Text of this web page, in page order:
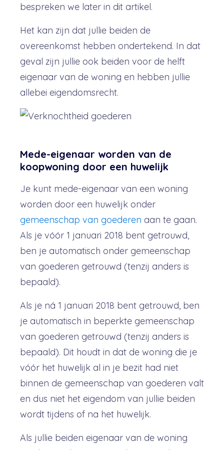
bespreken we later in dit artikel.
Het kan zijn dat jullie beiden de
overeenkomst hebben ondertekend. In dat
geval zijn jullie ook beiden voor de helft
eigenaar van de woning en hebben jullie
allebei eigendomsrecht.
Mede-eigenaar worden van de
koopwoning door een huwelijk
Je kunt mede-eigenaar van een woning
worden door een huwelijk onder
gemeenschap van goederen aan te gaan.
Als je vóór 1 januari 2018 bent getrouwd,
ben je automatisch onder gemeenschap
van goederen getrouwd (tenzij anders is
bepaald).
Als je ná 1 januari 2018 bent getrouwd, ben
je automatisch in beperkte gemeenschap
van goederen getrouwd (tenzij anders is
bepaald). Dit houdt in dat de woning die je
vóór het huwelijk al in je bezit had niet
binnen de gemeenschap van goederen valt
en dus niet het eigendom van jullie beiden
wordt tijdens of na het huwelijk.
Als jullie beiden eigenaar van de woning